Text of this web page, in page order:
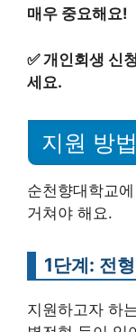
매우 중요해요!
✅개인회생 신
세요.
지원 방법
순천향대학교
거쳐야 해요.
1단계: 전
지원하고자 하